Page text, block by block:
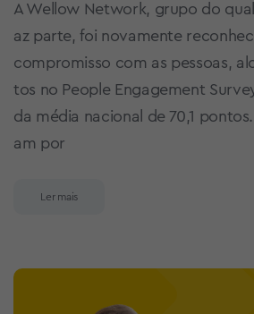
A Wellow Network, grupo do
az parte, foi novamente
compromisso com as pessoas,
tos no People Engagement
da média nacional de 70,1
am por
Ler mais